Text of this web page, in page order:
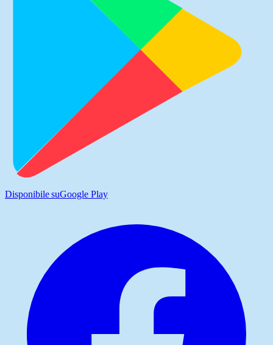
Disponibile suGoogle Play